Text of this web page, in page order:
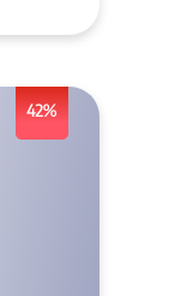
42%